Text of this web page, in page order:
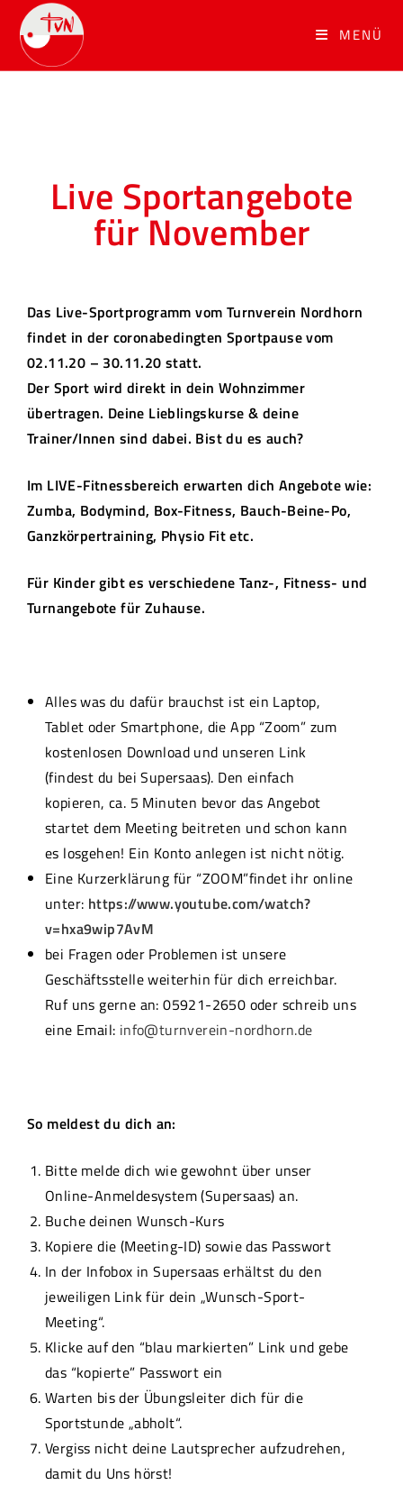
MENÜ
Live Sportangebote
für November
Das Live-Sportprogramm vom Turnverein Nordhorn
findet in der coronabedingten Sportpause vom
02.11.20 – 30.11.20 statt.
Der Sport wird direkt in dein Wohnzimmer
übertragen. Deine Lieblingskurse & deine
Trainer/Innen sind dabei. Bist du es auch?
Im LIVE-Fitnessbereich erwarten dich Angebote wie:
Zumba, Bodymind, Box-Fitness, Bauch-Beine-Po,
Ganzkörpertraining, Physio Fit etc.
Für Kinder gibt es verschiedene Tanz-, Fitness- und
Turnangebote für Zuhause.
Alles was du dafür brauchst ist ein Laptop,
Tablet oder Smartphone, die App “Zoom” zum
kostenlosen Download und unseren Link
(findest du bei Supersaas). Den einfach
kopieren, ca. 5 Minuten bevor das Angebot
startet dem Meeting beitreten und schon kann
es losgehen! Ein Konto anlegen ist nicht nötig.
Eine Kurzerklärung für “ZOOM”findet ihr online
unter: https://www.youtube.com/watch?
v=hxa9wip7AvM
bei Fragen oder Problemen ist unsere
Geschäftsstelle weiterhin für dich erreichbar.
Ruf uns gerne an: 05921-2650 oder schreib uns
eine Email: info@turnverein-nordhorn.de
So meldest du dich an:
Bitte melde dich wie gewohnt über unser
Online-Anmeldesystem (Supersaas) an.
Buche deinen Wunsch-Kurs
Kopiere die (Meeting-ID) sowie das Passwort
In der Infobox in Supersaas erhältst du den
jeweiligen Link für dein „Wunsch-Sport-
Meeting“.
Klicke auf den “blau markierten” Link und gebe
das “kopierte” Passwort ein
Warten bis der Übungsleiter dich für die
Sportstunde „abholt“.
Vergiss nicht deine Lautsprecher aufzudrehen,
damit du Uns hörst!